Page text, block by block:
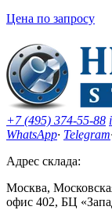
Цена по запросу
+7 (495) 374-55-88
WhatsApp· Telegram·
Адрес склада:
Москва,
офис 402, БЦ